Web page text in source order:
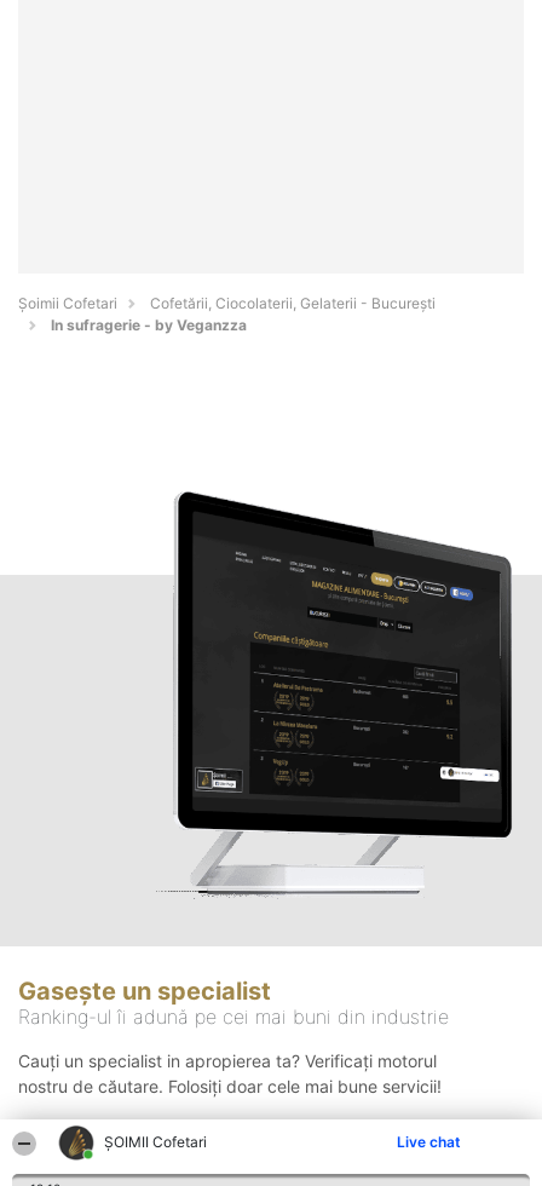
ȘOIMII Cofetari Live chat
Șoimii Cofetari
Cofetării, Ciocolaterii, Gelaterii - Bucureşti
In sufragerie - by Veganzza
Gasește un specialist
Ranking-ul îi adună pe cei mai buni din industrie
Cauți un specialist in apropierea ta? Verificați motorul
nostru de căutare. Folosiți doar cele mai bune servicii!